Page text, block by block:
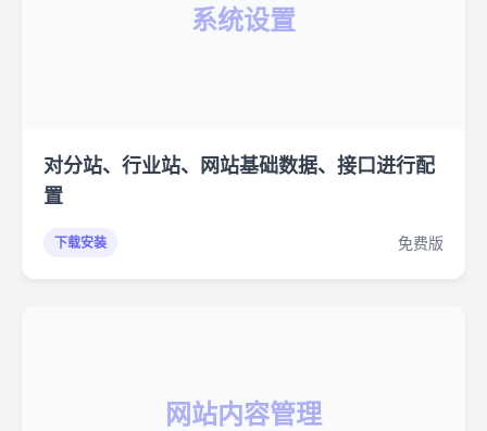
系统设置
对分站、行业站、网站基础数据、接口进行配
置
下载安装 免费版
网站内容管理